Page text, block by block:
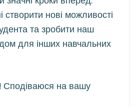
створити нові можливості
та зробити наш
для інших навчальних
Сподіваюся на вашу